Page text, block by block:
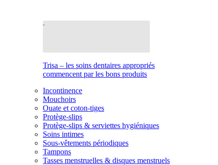
Trisa – les soins dentaires appropriés
commencent par les bons produits
Incontinence
Mouchoirs
Ouate et coton-tiges
Protège-slips
Protège-slips & serviettes hygiéniques
Soins intimes
Sous-vêtements périodiques
Tampons
Tasses menstruelles & disques menstruels